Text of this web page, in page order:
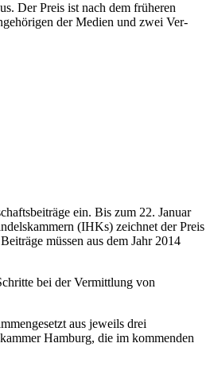
Der Preis ist nach dem früheren
der Medien und zwei Ver­
ein. Bis zum 22. Januar
(IHKs) zeichnet der Preis
müssen aus dem Jahr 2014
bei der Ver­mittlung von
aus jeweils drei
Hamburg, die im kommenden